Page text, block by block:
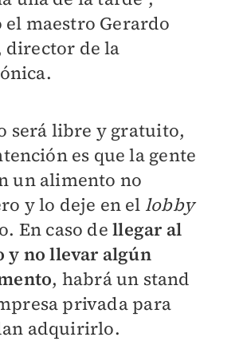
maestro Gerardo
director de la
será libre y gratuito,
es que la gente
un alimento no
y lo deje en el lobby
En caso dellegar al
y no llevar algún
, habrá un stand
privada para
adquirirlo.